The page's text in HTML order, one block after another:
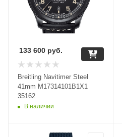
Breitling Navitimer Steel
41mm M17314101B1X1
35162
В наличии
133 600 руб.